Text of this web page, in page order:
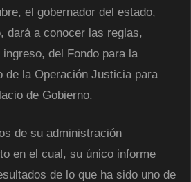
el gobernador del estado,
dará a conocer las reglas,
del Fondo para la
de la Operación Justicia para
de Gobierno.
de su administración
en el cual, su único informe
de lo que ha sido uno de